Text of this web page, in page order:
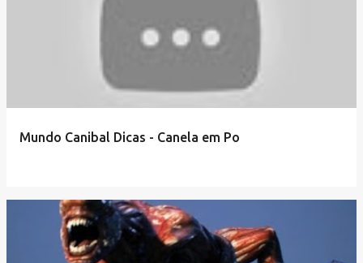
Mundo Canibal Dicas - Canela em Po